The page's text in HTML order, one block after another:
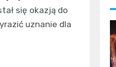
się okazją do
uznanie dla